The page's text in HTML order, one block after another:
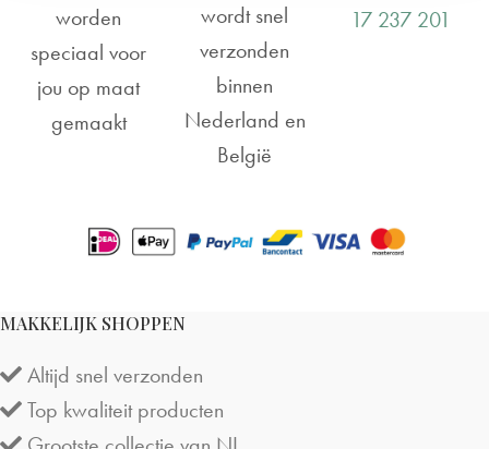
worden
speciaal voor
jou op maat
gemaakt
wordt snel
verzonden
binnen
Nederland en
België
17 237 201
MAKKELIJK SHOPPEN
Altijd snel verzonden
Top kwaliteit producten